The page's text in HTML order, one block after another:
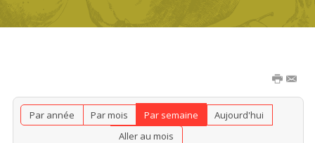
Par année Par mois Par semaine
Aujourd'hui
Aller au mois